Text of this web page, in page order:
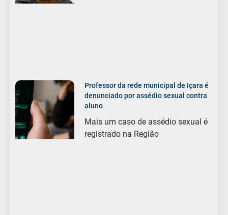
Professor da rede municipal de Içara é
denunciado por assédio sexual contra
aluno
Mais um caso de assédio sexual é
registrado na Região